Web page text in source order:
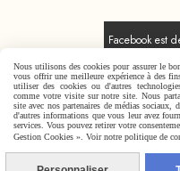
Facebook est
Mentions Légales
Politique de confidentialité
Nous utilisons des cookies pour assurer le
vous offrir une meilleure expérience à des
utiliser des cookies ou d'autres
comme votre visite sur notre site. Nous
site avec nos partenaires de médias
d'autres informations que vous leur avez
services. Vous pouvez retirer votre
Gestion Cookies ». Voir notre politique de